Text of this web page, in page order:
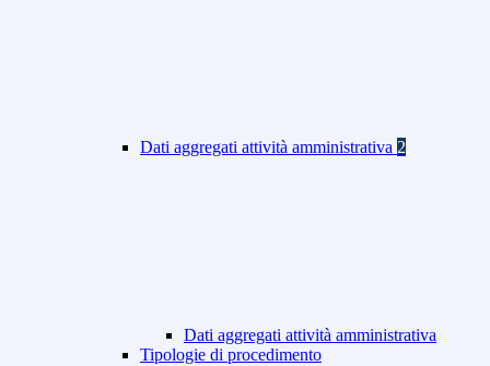
Dati aggregati attività amministrativa 2
Dati aggregati attività amministrativa
Tipologie di procedimento